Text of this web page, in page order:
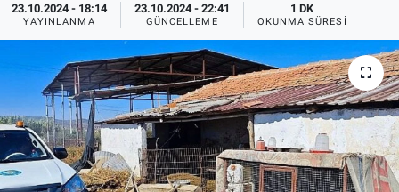
23.10.2024 - 18:14
YAYINLANMA
23.10.2024 - 22:41
GÜNCELLEME
1 DK
OKUNMA SÜRESI